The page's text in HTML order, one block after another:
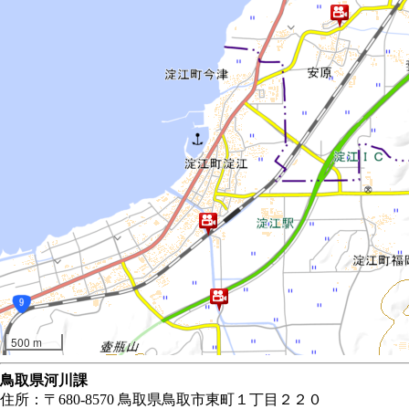
500 m
鳥取県河川課
住所：〒680-8570 鳥取県鳥取市東町１丁目２２０